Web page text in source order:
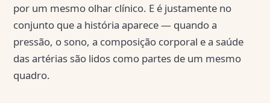
por um mesmo olhar clínico. E é justamente no
conjunto que a história aparece — quando a
pressão, o sono, a composição corporal e a saúde
das artérias são lidos como partes de um mesmo
quadro.